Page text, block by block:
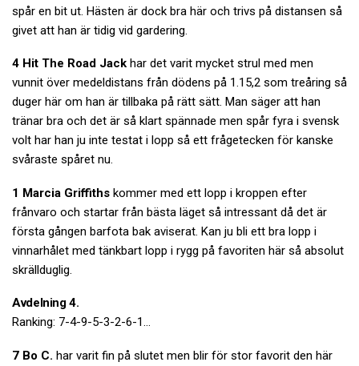
spår en bit ut. Hästen är dock bra här och trivs på distansen så
givet att han är tidig vid gardering.
4 Hit The Road Jack har det varit mycket strul med men
vunnit över medeldistans från dödens på 1.15,2 som treåring så
duger här om han är tillbaka på rätt sätt. Man säger att han
tränar bra och det är så klart spännade men spår fyra i svensk
volt har han ju inte testat i lopp så ett frågetecken för kanske
svåraste spåret nu.
1 Marcia Griffiths kommer med ett lopp i kroppen efter
frånvaro och startar från bästa läget så intressant då det är
första gången barfota bak aviserat. Kan ju bli ett bra lopp i
vinnarhålet med tänkbart lopp i rygg på favoriten här så absolut
skrällduglig.
Avdelning 4.
Ranking: 7-4-9-5-3-2-6-1…
7 Bo C. har varit fin på slutet men blir för stor favorit den här